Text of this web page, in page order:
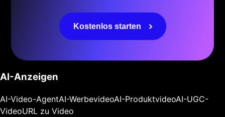
Kostenlos starten
AI-Anzeigen
AI-Video-AgentAI-WerbevideoAI-ProduktvideoAI-UGC-
VideoURL zu Video